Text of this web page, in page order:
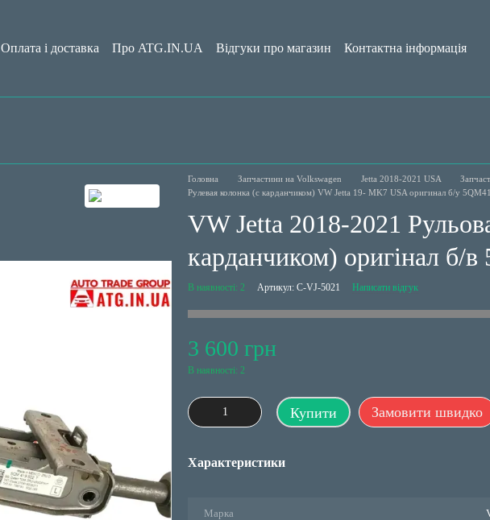
Оплата і доставка Про ATG.IN.UA Відгуки про магазин
Контактна інформація
Головна Запчастини на Volkswagen Jetta 2018-2021 USA
Рулевая колонка (с карданчиком) VW Jetta 19- MK7 USA оригинал б/у
VW Jetta 2018-2021
карданчиком) оригінал б/
В наявності: 2 Артикул: C-VJ-5021 Написати відгук
3 600 грн
В наявності: 2
Купити Замовити швидко
Характеристики
Марка